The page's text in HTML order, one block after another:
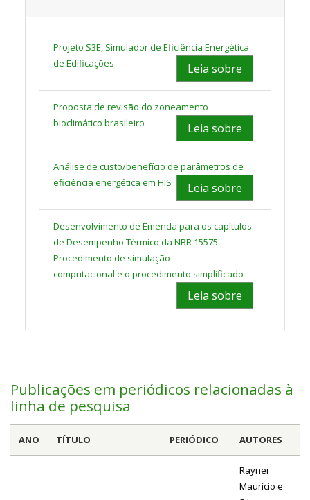
Projeto S3E, Simulador de Eficiência Energética
de Edificações
Leia sobre
Proposta de revisão do zoneamento
bioclimático brasileiro
Leia sobre
Análise de custo/benefício de parâmetros de
eficiência energética em HIS
Leia sobre
Desenvolvimento de Emenda para os capítulos
de Desempenho Térmico da NBR 15575 -
Procedimento de simulação
computacional e o procedimento simplificado
Leia sobre
Publicações em periódicos relacionadas à
linha de pesquisa
ANO TÍTULO PERIÓDICO AUTORES
Rayner
Maurício e